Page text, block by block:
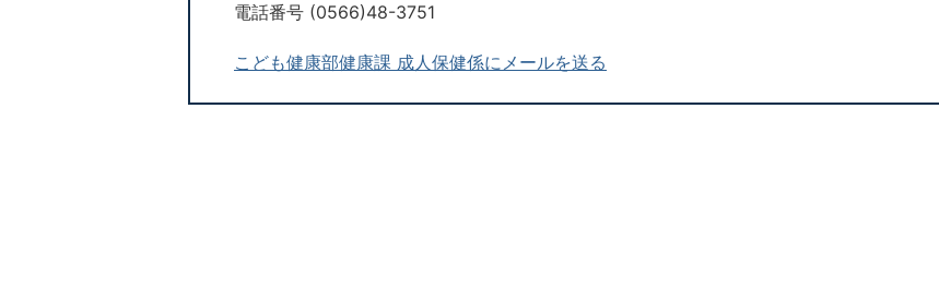
電話番号 (0566)48-3751
こども健康部健康課 成人保健係にメールを送る